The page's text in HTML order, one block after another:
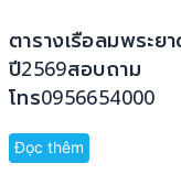
ตารางเรือลมพระย
ปี2569สอบถาม
โทร0956654000
Đọc thêm